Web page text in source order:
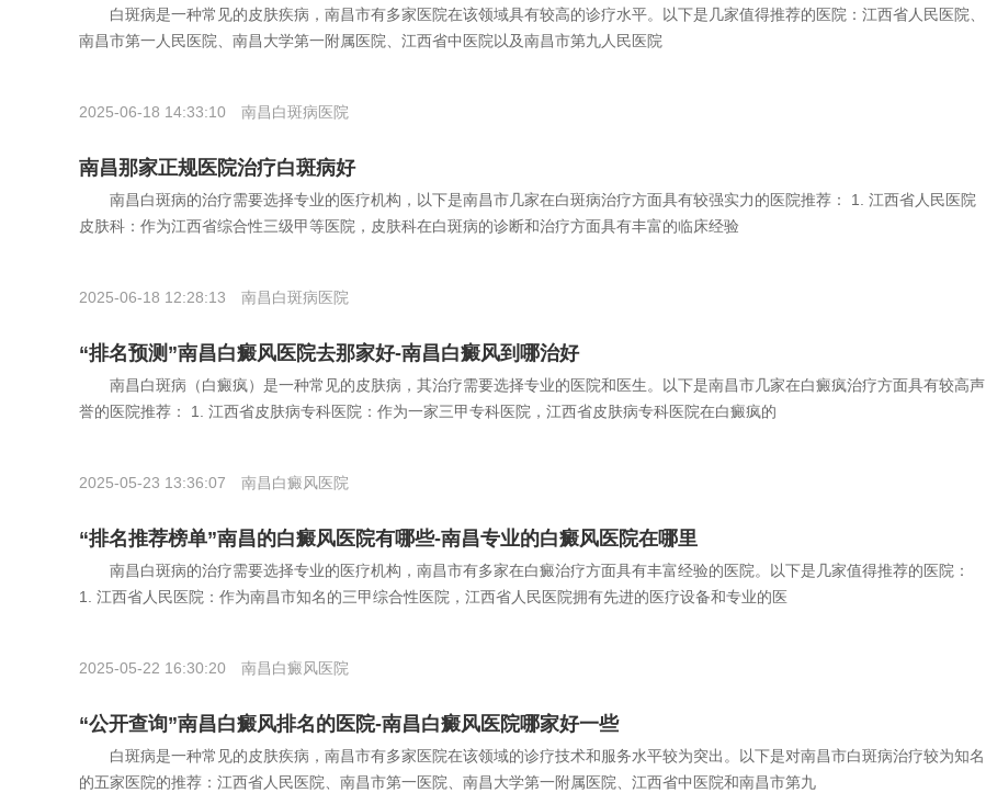
白斑病是一种常见的皮肤疾病，南昌市有多家医院在该领域具有较高的诊疗水平。以下是几家值得推荐的医院：江西省人民医院、
南昌市第一人民医院、南昌大学第一附属医院、江西省中医院以及南昌市第九人民医院
2025-06-18 14:33:10 南昌白斑病医院
南昌那家正规医院治疗白斑病好
南昌白斑病的治疗需要选择专业的医疗机构，以下是南昌市几家在白斑病治疗方面具有较强实力的医院推荐： 1. 江西省人民医院
皮肤科：作为江西省综合性三级甲等医院，皮肤科在白斑病的诊断和治疗方面具有丰富的临床经验
2025-06-18 12:28:13 南昌白斑病医院
“排名预测”南昌白癜风医院去那家好-南昌白癜风到哪治好
南昌白斑病（白癜疯）是一种常见的皮肤病，其治疗需要选择专业的医院和医生。以下是南昌市几家在白癜疯治疗方面具有较高声
誉的医院推荐： 1. 江西省皮肤病专科医院：作为一家三甲专科医院，江西省皮肤病专科医院在白癜疯的
2025-05-23 13:36:07 南昌白癜风医院
“排名推荐榜单”南昌的白癜风医院有哪些-南昌专业的白癜风医院在哪里
南昌白斑病的治疗需要选择专业的医疗机构，南昌市有多家在白癜治疗方面具有丰富经验的医院。以下是几家值得推荐的医院：
1. 江西省人民医院：作为南昌市知名的三甲综合性医院，江西省人民医院拥有先进的医疗设备和专业的医
2025-05-22 16:30:20 南昌白癜风医院
“公开查询”南昌白癜风排名的医院-南昌白癜风医院哪家好一些
白斑病是一种常见的皮肤疾病，南昌市有多家医院在该领域的诊疗技术和服务水平较为突出。以下是对南昌市白斑病治疗较为知名
的五家医院的推荐：江西省人民医院、南昌市第一医院、南昌大学第一附属医院、江西省中医院和南昌市第九